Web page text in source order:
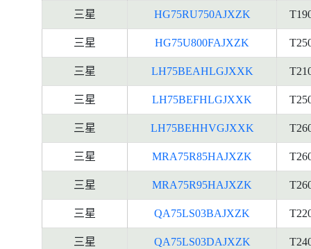
三星 HG75RU750AJXZK
三星 HG75U800FAJXZK
三星 LH75BEAHLGJXXK
三星 LH75BEFHLGJXXK
三星 LH75BEHHVGJXXK
三星 MRA75R85HAJXZK
三星 MRA75R95HAJXZK
三星 QA75LS03BAJXZK
三星 QA75LS03DAJXZK